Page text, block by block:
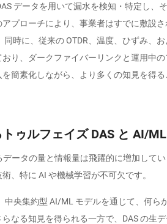
データを用いて漏水を検知・特定し、
プローチにより、事業者はすでに敷設
同時に、従来のOTDR 、温度、ひずみ、
り、ダークファイバーリンクと運用中
簡素化しながら、より多くの知見を得る
ゥルフェイズDAS と AI/ML
ータの量と情報量は飛躍的に増加して
、特に AI や機械学習が不可欠です。
中央集約型 AI/ML モデルを通じて、何ら
なる知見を得られる一方で、 DASの生